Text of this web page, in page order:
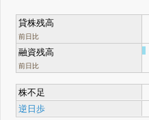
貸株残高
前日比
融資残高
前日比
株不足
逆日歩